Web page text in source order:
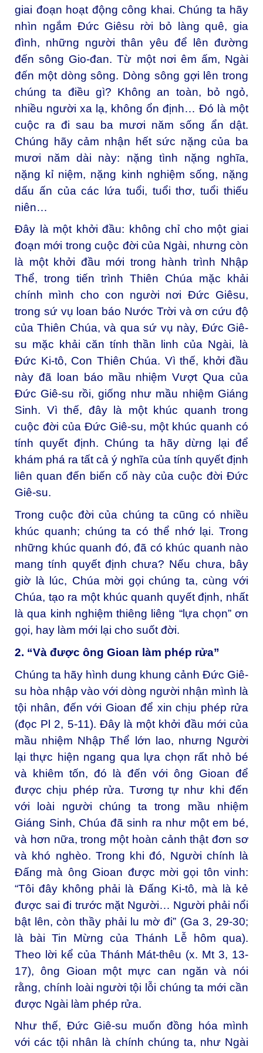
giai đoạn hoạt động công khai. Chúng ta hãy
nhìn ngắm Đức Giêsu rời bỏ làng quê, gia
đình, những người thân yêu để lên đường
đến sông Gio-đan. Từ một nơi êm ấm, Ngài
đến một dòng sông. Dòng sông gợi lên trong
chúng ta điều gì? Không an toàn, bỏ ngỏ,
nhiều người xa lạ, không ổn định… Đó là một
cuộc ra đi sau ba mươi năm sống ẩn dật.
Chúng hãy cảm nhận hết sức nặng của ba
mươi năm dài này: nặng tình nặng nghĩa,
nặng kỉ niệm, nặng kinh nghiệm sống, nặng
dấu ấn của các lứa tuổi, tuổi thơ, tuổi thiếu
niên…
Đây là một khởi đầu: không chỉ cho một giai
đoạn mới trong cuộc đời của Ngài, nhưng còn
là một khởi đầu mới trong hành trình Nhập
Thể, trong tiến trình Thiên Chúa mặc khải
chính mình cho con người nơi Đức Giêsu,
trong sứ vụ loan báo Nước Trời và ơn cứu độ
của Thiên Chúa, và qua sứ vụ này, Đức Giê-
su mặc khải căn tính thần linh của Ngài, là
Đức Ki-tô, Con Thiên Chúa. Vì thế, khởi đầu
này đã loan báo mầu nhiệm Vượt Qua của
Đức Giê-su rồi, giống như mầu nhiệm Giáng
Sinh. Vì thế, đây là một khúc quanh trong
cuộc đời của Đức Giê-su, một khúc quanh có
tính quyết định. Chúng ta hãy dừng lại để
khám phá ra tất cả ý nghĩa của tính quyết định
liên quan đến biến cố này của cuộc đời Đức
Giê-su.
Trong cuộc đời của chúng ta cũng có nhiều
khúc quanh; chúng ta có thể nhớ lại. Trong
những khúc quanh đó, đã có khúc quanh nào
mang tính quyết định chưa? Nếu chưa, bây
giờ là lúc, Chúa mời gọi chúng ta, cùng với
Chúa, tạo ra một khúc quanh quyết định, nhất
là qua kinh nghiệm thiêng liêng “lựa chọn” ơn
gọi, hay làm mới lại cho suốt đời.
2. “Và được ông Gioan làm phép rửa”
Chúng ta hãy hình dung khung cảnh Đức Giê-
su hòa nhập vào với dòng người nhận mình là
tội nhân, đến với Gioan để xin chịu phép rửa
(đọc Pl 2, 5-11). Đây là một khởi đầu mới của
mầu nhiệm Nhập Thể lớn lao, nhưng Người
lại thực hiện ngang qua lựa chọn rất nhỏ bé
và khiêm tốn, đó là đến với ông Gioan để
được chịu phép rửa. Tương tự như khi đến
với loài người chúng ta trong mầu nhiệm
Giáng Sinh, Chúa đã sinh ra như một em bé,
và hơn nữa, trong một hoàn cảnh thật đơn sơ
và khó nghèo. Trong khi đó, Người chính là
Đấng mà ông Gioan được mời gọi tôn vinh:
“Tôi đây không phải là Đấng Ki-tô, mà là kẻ
được sai đi trước mặt Người… Người phải nổi
bật lên, còn thầy phải lu mờ đi” (Ga 3, 29-30;
là bài Tin Mừng của Thánh Lễ hôm qua).
Theo lời kể của Thánh Mát-thêu (x. Mt 3, 13-
17), ông Gioan một mực can ngăn và nói
rằng, chính loài người tội lỗi chúng ta mới cần
được Ngài làm phép rửa.
Như thế, Đức Giê-su muốn đồng hóa mình
với các tội nhân là chính chúng ta, như Ngài